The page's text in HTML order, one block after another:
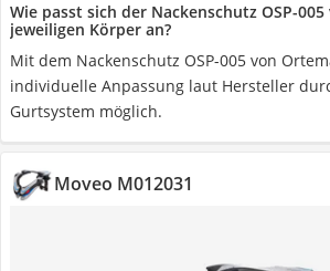
Wie passt sich der Nackenschutz OSP-
jeweiligen Körper an?
Mit dem Nackenschutz OSP-005 von
individuelle Anpassung laut Hersteller
Gurtsystem möglich.
Moveo M012031